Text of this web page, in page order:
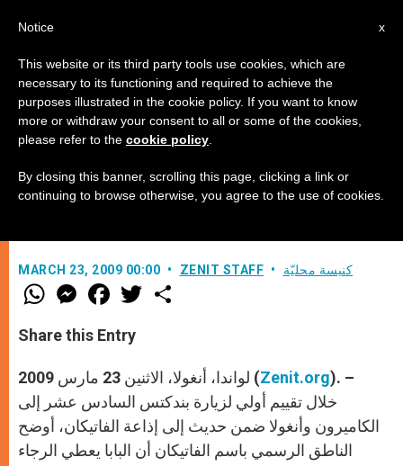
الناطق باسم الفاتيكان: البابا يعطي
رجاء لإفريقيا
MARCH 23, 2009 00:00 ZENIT STAFF كنيسة محليّة
W
h
t
s
p
p
M
e
s
e
g
e
r
F
a
e
b
o
k
w
r
Share this Entry
لواندا، أنغولا، الاثنين 23 مارس 2009 (Zenit.org). –
خلال تقييم أولي لزيارة بندكتس السادس عشر إلى
الكاميرون وأنغولا ضمن حديث إلى إذاعة الفاتيكان، أوضح
الناطق الرسمي باسم الفاتيكان أن البابا يعطي الرجاء
x
Notice
This website or its third party tools use cookies, which are
necessary to its functioning and required to achieve the
purposes illustrated in the cookie policy. If you want to know
more or withdraw your consent to all or some of the cookies,
please refer to the cookie policy
By closing this banner, scrolling this page, clicking a link or
continuing to browse otherwise, you agree to the use of cookies.